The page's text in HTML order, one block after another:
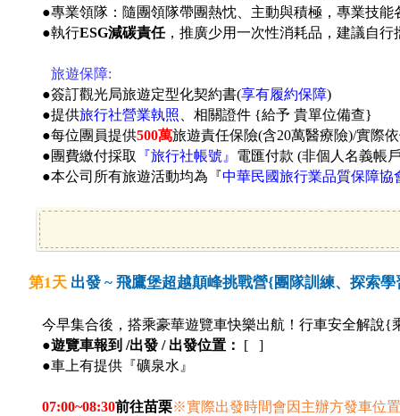
●專業領隊：隨團領隊帶團熱忱、主動與積極，專業技能
●執行ESG減碳責任，推廣少用一次性消耗品，建議自
旅遊保障:
●簽訂觀光局旅遊定型化契約書(享有履約保障)
●提供旅行社營業執照 、相關證件 {給予 貴單位備查}
●每位團員提供500萬旅遊責任保險(含20萬醫療險)/實際
●團費繳付採取
『旅行社帳號』 電匯付款 (非個人名義帳
●本公司所有旅遊活動均為『中華民國旅行業品質保障協
第1天 出發 ~ 飛鷹堡超越顛峰挑戰營{團隊訓練、探索
今早集合後，搭乘豪華遊覽車快樂出航！行車安全解說{
●遊覽車報到 /出發 / 出發位置：
[ ]
●車上有提供『礦泉水』
07:00~08:30前往苗栗※實際出發時間會因主辦方發車位